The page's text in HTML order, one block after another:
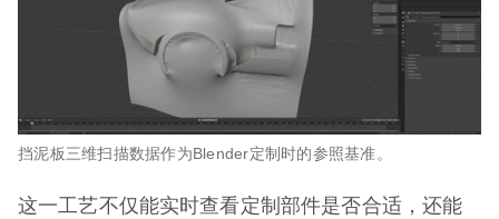
挡泥板三维扫描数据作为Blender定制时的参照基准。
这一工艺不仅能实时查看定制部件是否合适，还能